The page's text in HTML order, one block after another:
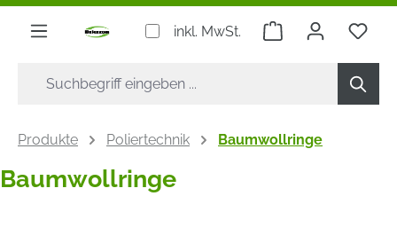
springen
inkl. MwSt. Warenkorb Du
Produkte Poliertechnik Baumwollringe
Baumwollringe